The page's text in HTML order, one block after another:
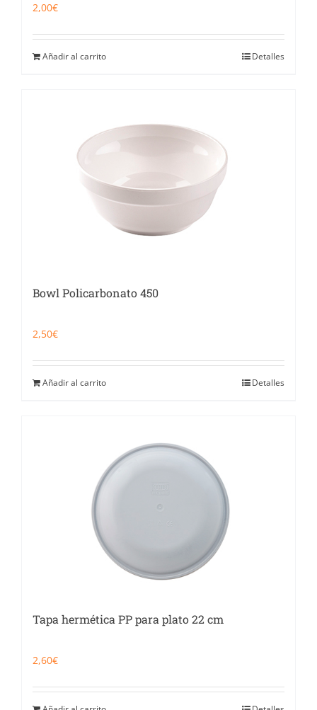
2,00€
Añadir al carrito Detalles
Bowl Policarbonato 450
2,50€
Añadir al carrito Detalles
Tapa hermética PP para plato 22 cm
2,60€